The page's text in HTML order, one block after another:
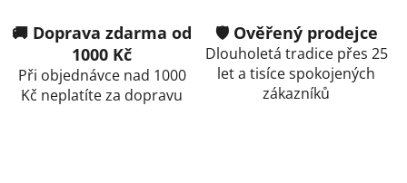
🚚 Doprava zdarma od
1000 Kč
Při objednávce nad 1000
Kč neplatíte za dopravu
🛡️ Ověřený prodejce
Dlouholetá tradice přes 25
let a tisíce spokojených
zákazníků